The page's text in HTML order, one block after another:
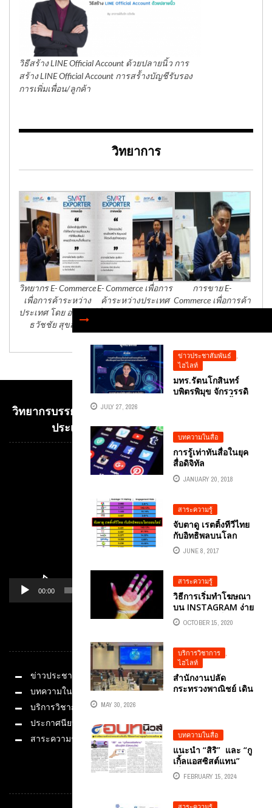
ข่าวประชาสัมพันธ์
,
ไฮไลท์
มทร.รัตนโกสินทร์
บพิตรพิมุข จักรวรรดิ
ประกอบการดิจิทัลยุค
ใหม่ ด้รับเกียรติจาก
อาจารย์ ดร.ธวัชชัย
สุขสีดา (อาจารย์ต้น
รัก) ...
JULY 27, 2026
บทความในสื่อ
การรู้เท่าทันสื่อในยุค
สื่อดิจิทัล
JANUARY 20, 2018
สาระความรู้
จับตาดู เรตติ้งทีวีไทย
กับอิทธิพลบนโลก
ออนไลน์
JUNE 8, 2017
สาระความรู้
วิธีการเริ่มทำโฆษณา
บน INSTAGRAM ง่าย
สะดวก รวดเร็ว
OCTOBER 15, 2020
บริการวิชาการ
,
ไฮไลท์
สำนักงานปลัด
กระทรวงพาณิชย์ เดิน
ด้วย AI อย่างเต็มรูป
แบบ โดยวิทยากร
ผู้ทรงคุณวุฒิ อ.ดร.ต้น
รัก ธวัชชัย สุขสีดา
MAY 30, 2026
บทความในสื่อ
แนะนำ “สิริ” และ “กู
เกิ้ลแอสซิสต์แทน”
เพื่อนคู่คิด ชิวิตออน
ไลน์
FEBRUARY 15, 2024
วิธีสร้าง LINE Official Account ด้วยปลายนิ้ว การ
สร้าง LINE Official Account การสร้้างบัญชีรับรอง
การเพิ่มเพื่อน/ลูกค้า
วิทยาการ
วิทยากร E- Commerce
เพื่อการค้าระหว่าง
ประเทศ โดย อาจารย์
ธวัชชัย สุขสีดา
E- Commerce เพื่อการ
ค้าระหว่างประเทศ
การขาย E-
Commerce เพื่อการค้า
วิทยากรบรรยาย E-COMMERCE เพื่อการค้าระหว่าง
ประเทศ อ.ดร.ต้นรัก ธวัชชัย สุขสีดา
00:00 01:14
หมวดหมู่
ข่าวประชาสัมพันธ์
บทความในสื่อ
บริการวิชาการ
ประกาศนียบัตร
สาระความรู้